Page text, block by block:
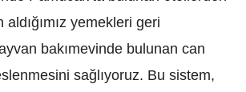
yemekleri geri
bakımevinde bulunan can
sağlıyoruz. Bu sistem,